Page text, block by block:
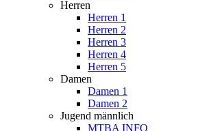
Herren
Herren 1
Herren 2
Herren 3
Herren 4
Herren 5
Damen
Damen 1
Damen 2
Jugend männlich
MTBA INFO